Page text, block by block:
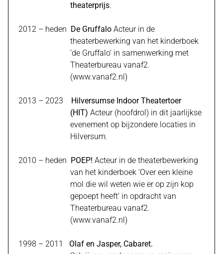
theaterprijs.
2012 – heden De Gruffalo Acteur in de
theaterbewerking van het kinderboek
‘de Gruffalo’ in samenwerking met
Theaterbureau vanaf2.
(www.vanaf2.nl)
2013 – 2023 Hilversumse Indoor Theatertoer
(HIT) Acteur (hoofdrol) in dit jaarlijkse
evenement op bijzondere locaties in
Hilversum.
2010 – heden POEP! Acteur in de theaterbewerking
van het kinderboek ‘Over een kleine
mol die wil weten wie er op zijn kop
gepoept heeft’ in opdracht van
Theaterbureau vanaf2.
(www.vanaf2.nl)
1998 – 2011 Olaf en Jasper, Cabaret.